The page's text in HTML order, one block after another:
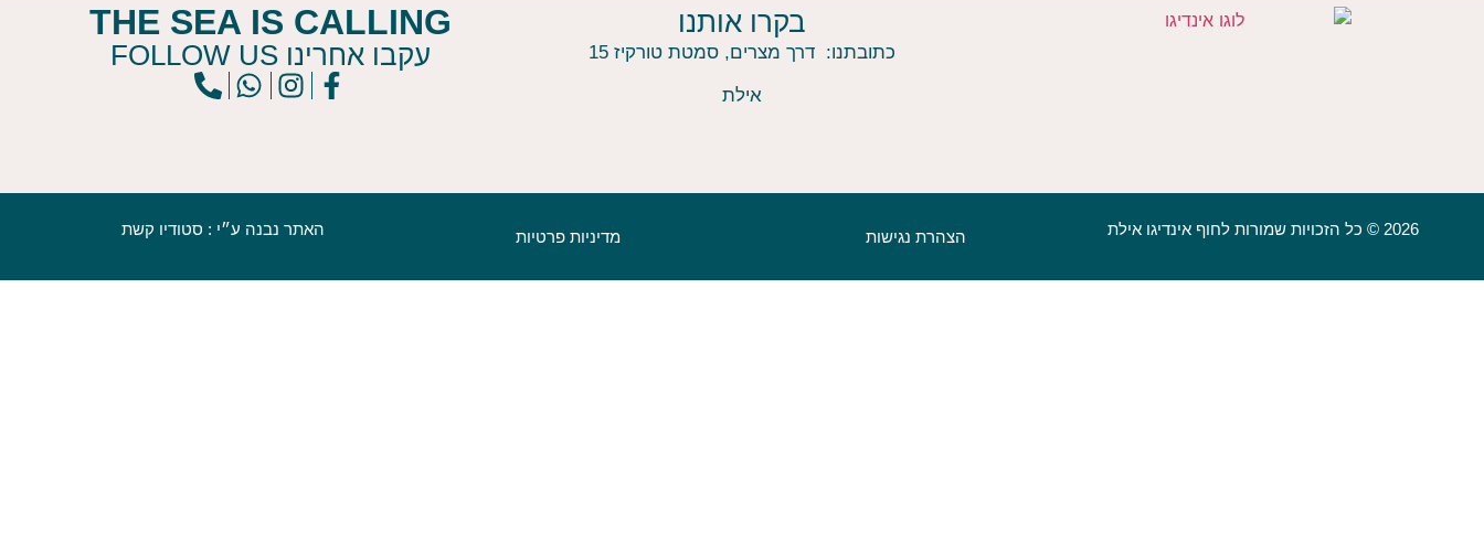
בקרו אותנו
כתובתנו: דרך מצרים, סמטת טורקיז 15
אילת
THE SEA IS CALLING
עקבו אחרינו FOLLOW US
2026 © כל הזכויות שמורות לחוף אינדיגו אילת הצהרת נגישות מדיניות פרטיות האתר נבנה ע״י : סטודיו קשת